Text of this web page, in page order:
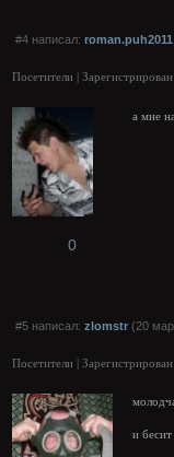
#4 написал: roman.puh2011
Посетители |
а мне
0
#5 написал: zlomstr (20
Посетители |
и